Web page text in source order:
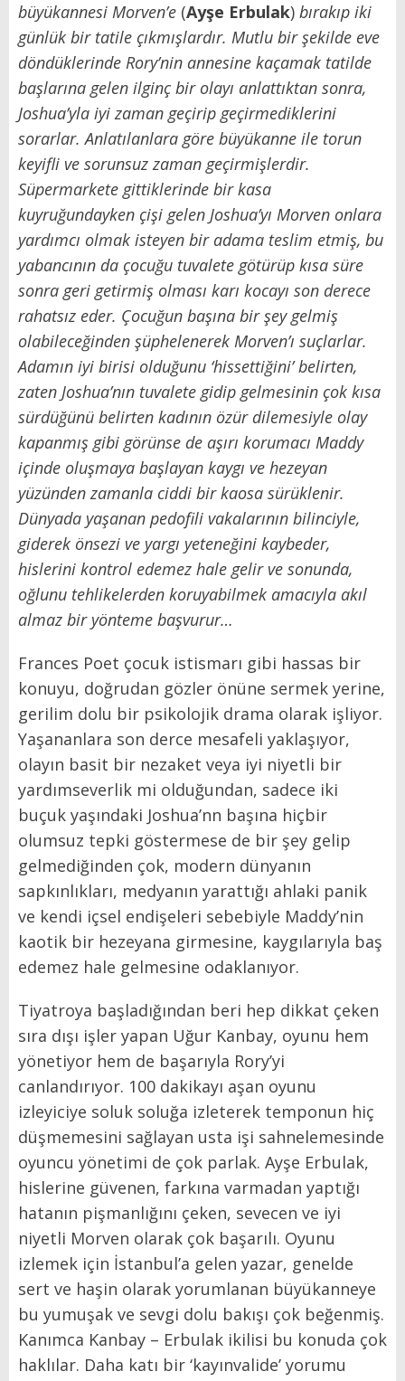
büyükannesi Morven’e (Ayşe Erbulak) bırakıp iki
günlük bir tatile çıkmışlardır. Mutlu bir şekilde eve
döndüklerinde Rory’nin annesine kaçamak tatilde
başlarına gelen ilginç bir olayı anlattıktan sonra,
Joshua’yla iyi zaman geçirip geçirmediklerini
sorarlar. Anlatılanlara göre büyükanne ile torun
keyifli ve sorunsuz zaman geçirmişlerdir.
Süpermarkete gittiklerinde bir kasa
kuyruğundayken çişi gelen Joshua’yı Morven onlara
yardımcı olmak isteyen bir adama teslim etmiş, bu
yabancının da çocuğu tuvalete götürüp kısa süre
sonra geri getirmiş olması karı kocayı son derece
rahatsız eder. Çocuğun başına bir şey gelmiş
olabileceğinden şüphelenerek Morven’ı suçlarlar.
Adamın iyi birisi olduğunu ‘hissettiğini’ belirten,
zaten Joshua’nın tuvalete gidip gelmesinin çok kısa
sürdüğünü belirten kadının özür dilemesiyle olay
kapanmış gibi görünse de aşırı korumacı Maddy
içinde oluşmaya başlayan kaygı ve hezeyan
yüzünden zamanla ciddi bir kaosa sürüklenir.
Dünyada yaşanan pedofili vakalarının bilinciyle,
giderek önsezi ve yargı yeteneğini kaybeder,
hislerini kontrol edemez hale gelir ve sonunda,
oğlunu tehlikelerden koruyabilmek amacıyla akıl
almaz bir yönteme başvurur…
Frances Poet çocuk istismarı gibi hassas bir
konuyu, doğrudan gözler önüne sermek yerine,
gerilim dolu bir psikolojik drama olarak işliyor.
Yaşananlara son derce mesafeli yaklaşıyor,
olayın basit bir nezaket veya iyi niyetli bir
yardımseverlik mi olduğundan, sadece iki
buçuk yaşındaki Joshua’nn başına hiçbir
olumsuz tepki göstermese de bir şey gelip
gelmediğinden çok, modern dünyanın
sapkınlıkları, medyanın yarattığı ahlaki panik
ve kendi içsel endişeleri sebebiyle Maddy’nin
kaotik bir hezeyana girmesine, kaygılarıyla baş
edemez hale gelmesine odaklanıyor.
Tiyatroya başladığından beri hep dikkat çeken
sıra dışı işler yapan Uğur Kanbay, oyunu hem
yönetiyor hem de başarıyla Rory’yi
canlandırıyor. 100 dakikayı aşan oyunu
izleyiciye soluk soluğa izleterek temponun hiç
düşmemesini sağlayan usta işi sahnelemesinde
oyuncu yönetimi de çok parlak. Ayşe Erbulak,
hislerine güvenen, farkına varmadan yaptığı
hatanın pişmanlığını çeken, sevecen ve iyi
niyetli Morven olarak çok başarılı. Oyunu
izlemek için İstanbul’a gelen yazar, genelde
sert ve haşin olarak yorumlanan büyükanneye
bu yumuşak ve sevgi dolu bakışı çok beğenmiş.
Kanımca Kanbay – Erbulak ikilisi bu konuda çok
haklılar. Daha katı bir ‘kayınvalide’ yorumu